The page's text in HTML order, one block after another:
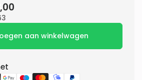
aan winkelwagen